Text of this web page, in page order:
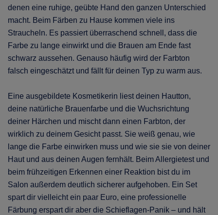
denen eine ruhige, geübte Hand den ganzen Unterschied
macht. Beim Färben zu Hause kommen viele ins
Straucheln. Es passiert überraschend schnell, dass die
Farbe zu lange einwirkt und die Brauen am Ende fast
schwarz aussehen. Genauso häufig wird der Farbton
falsch eingeschätzt und fällt für deinen Typ zu warm aus.
Eine ausgebildete Kosmetikerin liest deinen Hautton,
deine natürliche Brauenfarbe und die Wuchsrichtung
deiner Härchen und mischt dann einen Farbton, der
wirklich zu deinem Gesicht passt. Sie weiß genau, wie
lange die Farbe einwirken muss und wie sie sie von deiner
Haut und aus deinen Augen fernhält. Beim Allergietest und
beim frühzeitigen Erkennen einer Reaktion bist du im
Salon außerdem deutlich sicherer aufgehoben. Ein Set
spart dir vielleicht ein paar Euro, eine professionelle
Färbung erspart dir aber die Schieflagen-Panik – und hält